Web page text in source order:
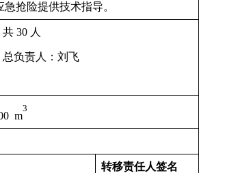
抢险提供技术指导。
共 30 人
总负责人：刘飞
m
3
转移责任人签名